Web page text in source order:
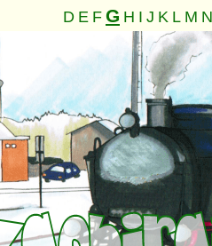
D E F G H I J K L M N
Mensch· Seele·